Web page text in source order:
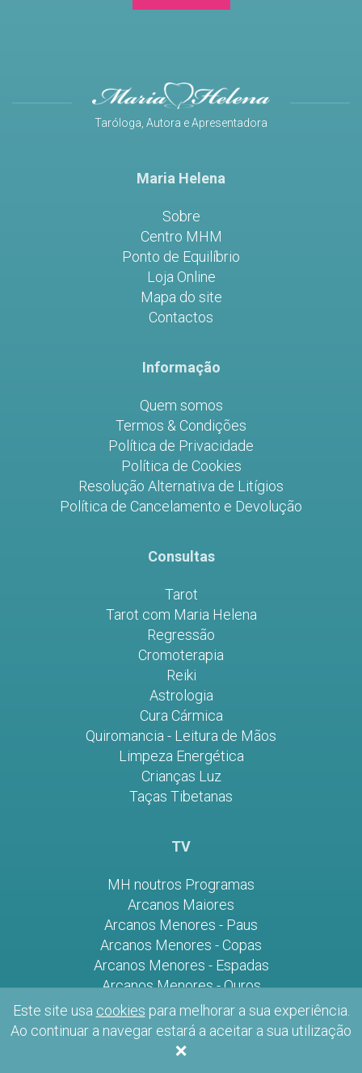
Taróloga, Autora e Apresentadora
Maria Helena
Sobre
Centro MHM
Ponto de Equilíbrio
Loja Online
Mapa do site
Contactos
Informação
Quem somos
Termos & Condições
Política de Privacidade
Política de Cookies
Resolução Alternativa de Litígios
Política de Cancelamento e Devolução
Consultas
Tarot
Tarot com Maria Helena
Regressão
Cromoterapia
Reiki
Astrologia
Cura Cármica
Quiromancia - Leitura de Mãos
Limpeza Energética
Crianças Luz
Taças Tibetanas
TV
MH noutros Programas
Arcanos Maiores
Arcanos Menores - Paus
Arcanos Menores - Copas
Arcanos Menores - Espadas
Arcanos Menores - Ouros
Entrevistas
Ponto de Equilíbrio
A casa de Maria Helena
Este site usa cookies para melhorar a sua experiência.
Ao continuar a navegar estará a aceitar a sua utilização
×